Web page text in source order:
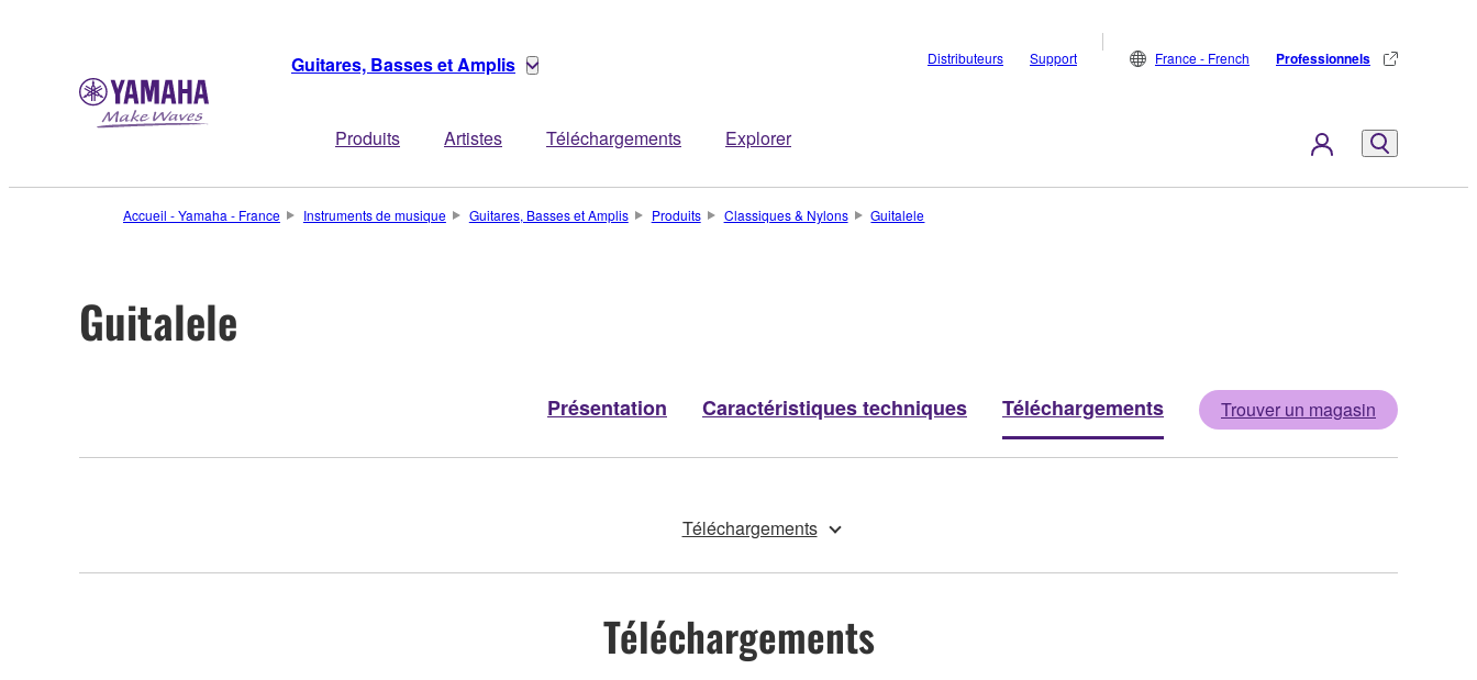
Guitares, Basses et Amplis
Produits Artistes Téléchargements Explorer
Distributeurs Support France - French Professionnels
Accueil - Yamaha - France Instruments de musique Guitares, Basses et Amplis Produits Classiques & Nylons Guitalele
Guitalele
Présentation Caractéristiques techniques Téléchargements Trouver un magasin
Téléchargements
Téléchargements